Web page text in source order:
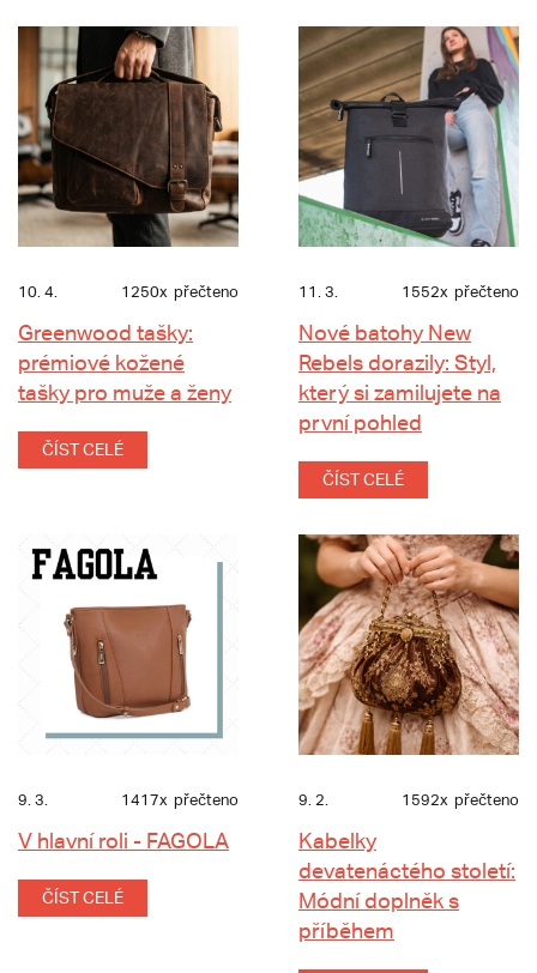
10. 4. 1250x přečteno
Greenwood tašky:
prémiové kožené
tašky pro muže a ženy
ČÍST CELÉ
11. 3. 1552x přečteno
Nové batohy New
Rebels dorazily: Styl,
který si zamilujete na
první pohled
ČÍST CELÉ
9. 3. 1417x přečteno
V hlavní roli - FAGOLA
ČÍST CELÉ
9. 2. 1592x přečteno
Kabelky
devatenáctého století:
Módní doplněk s
příběhem